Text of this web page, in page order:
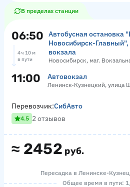
В пределах станции
06:50
Автобусная остановка
Новосибирск-
вокзала
Новосибирск, маг.
4 ч 10 м
в пути
11:00 Автовокзал
Ленинск-Кузнецкий, улица
≈ 2452 руб.
Перевозчик:СибАвто
4.5 2 отзывов
Пересадка в Ленинске-
Общее время в пути: 1